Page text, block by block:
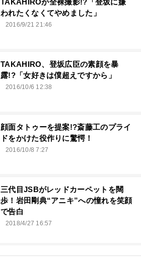
TAKAHIROが全裸撮影!?「登坂に嫌
われたくなくてやめました」
2016/9/21 21:46
TAKAHIRO、登坂広臣の素顔を暴
露!?「女好きは僕超えですから」
2016/10/6 12:38
顔面タトゥーを提案!?斎藤工のプライ
ドをかけた役作りに驚愕！
2016/10/8 7:27
三代目JSBがレッドカーペットを闊
歩！岩田剛典“アニキ”への憧れを笑顔
で告白
2018/4/27 16:57